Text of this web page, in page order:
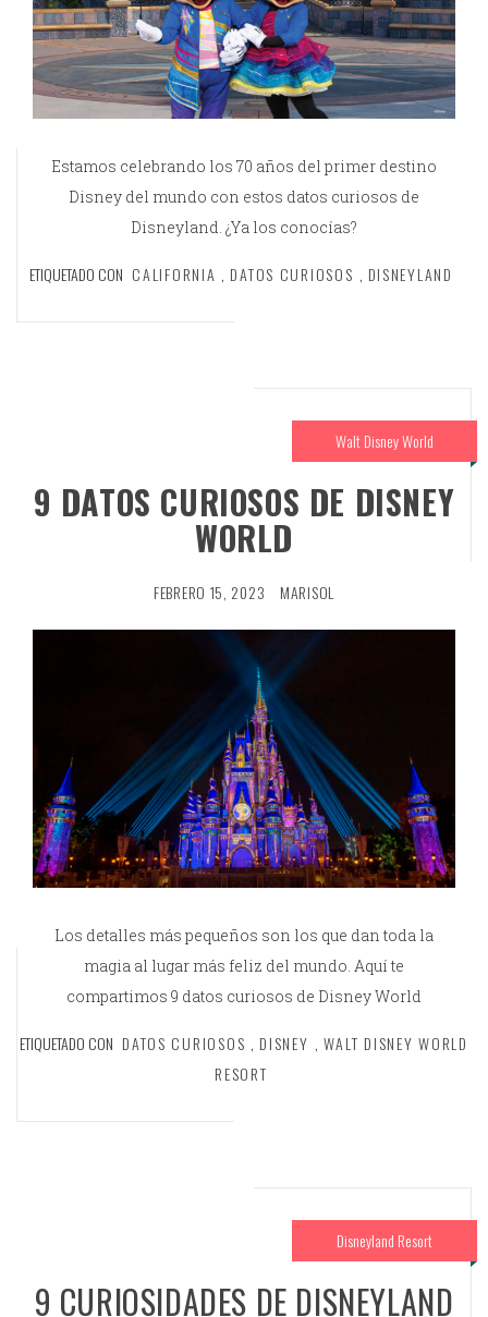
Estamos celebrando los 70 años del primer destino
Disney del mundo con estos datos curiosos de
Disneyland. ¿Ya los conocías?
ETIQUETADO CON CALIFORNIA , DATOS CURIOSOS , DISNEYLAND
Walt Disney World
9 DATOS CURIOSOS DE DISNEY
WORLD
FEBRERO 15, 2023 MARISOL
Los detalles más pequeños son los que dan toda la
magia al lugar más feliz del mundo. Aquí te
compartimos 9 datos curiosos de Disney World
ETIQUETADO CON DATOS CURIOSOS , DISNEY , WALT DISNEY WORLD
RESORT
Disneyland Resort
9 CURIOSIDADES DE DISNEYLAND